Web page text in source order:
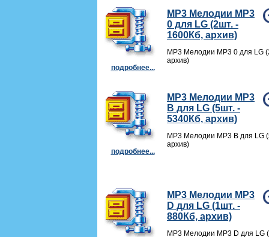
подробнее...
MP3 Мелодии MP3
0 для LG (2шт. -
1600Кб, архив)
MP3 Мелодии MP3 0 для LG
архив)
подробнее...
MP3 Мелодии MP3
B для LG (5шт. -
5340Кб, архив)
MP3 Мелодии MP3 B для LG
архив)
MP3 Мелодии MP3
D для LG (1шт. -
880Кб, архив)
MP3 Мелодии MP3 D для LG